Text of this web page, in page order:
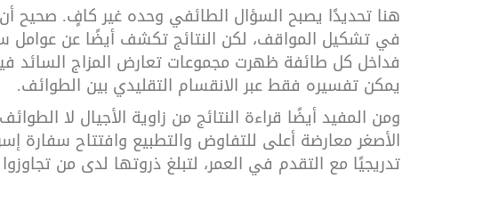
هنا تحديدًا يصبح السؤال الطائفي وحده غير كافٍ. صحيح أن
في تشكيل المواقف، لكن النتائج تكشف أيضًا عن عوامل
فداخل كل طائفة ظهرت مجموعات تعارض المزاج السائد
يمكن تفسيره فقط عبر الانقسام التقليدي بين الطوائف.
ومن المفيد أيضًا قراءة النتائج من زاوية الأجيال لا
الأصغر معارضة أعلى للتفاوض والتطبيع وافتتاح سفارة
تدريجيًا مع التقدم في العمر، لتبلغ ذروتها لدى من